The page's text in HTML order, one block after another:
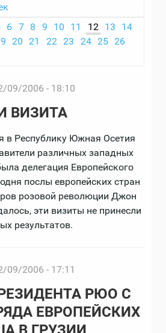
6 7 8 9 10 11 12 13
14
20 21 22 23 24 25 26
09/2006 - 18:10
ВИЗИТА
в Республику Южная Осетия
различных западных
делегация Европейского
послы европейских стран
розовой революции Джон
эти визиты не принесли
результатов.
09/2006 - 17:11
РЮО С
ЕВРОПЕЙСКИХ